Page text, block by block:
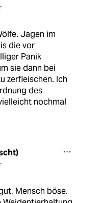
Jagen im
die vor
Panik
sie dann bei
zerfleischen. Ich
des
nochmal
Mensch böse.